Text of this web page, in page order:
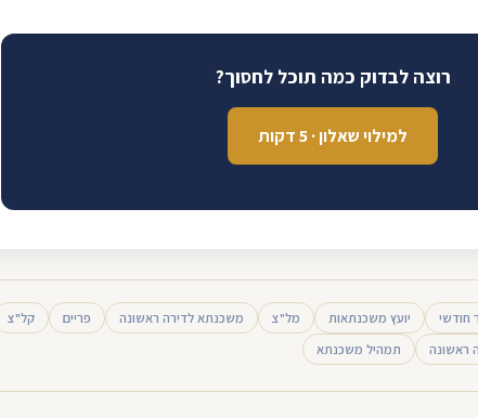
רוצה לבדוק כמה תוכל לחסוך?
למילוי שאלון · 5 דקות
חודשי יועץ משכנתאות מל"צ משכנתא לדירה ראשונה פריים
קל"צ
ראשונה תמהיל משכנתא